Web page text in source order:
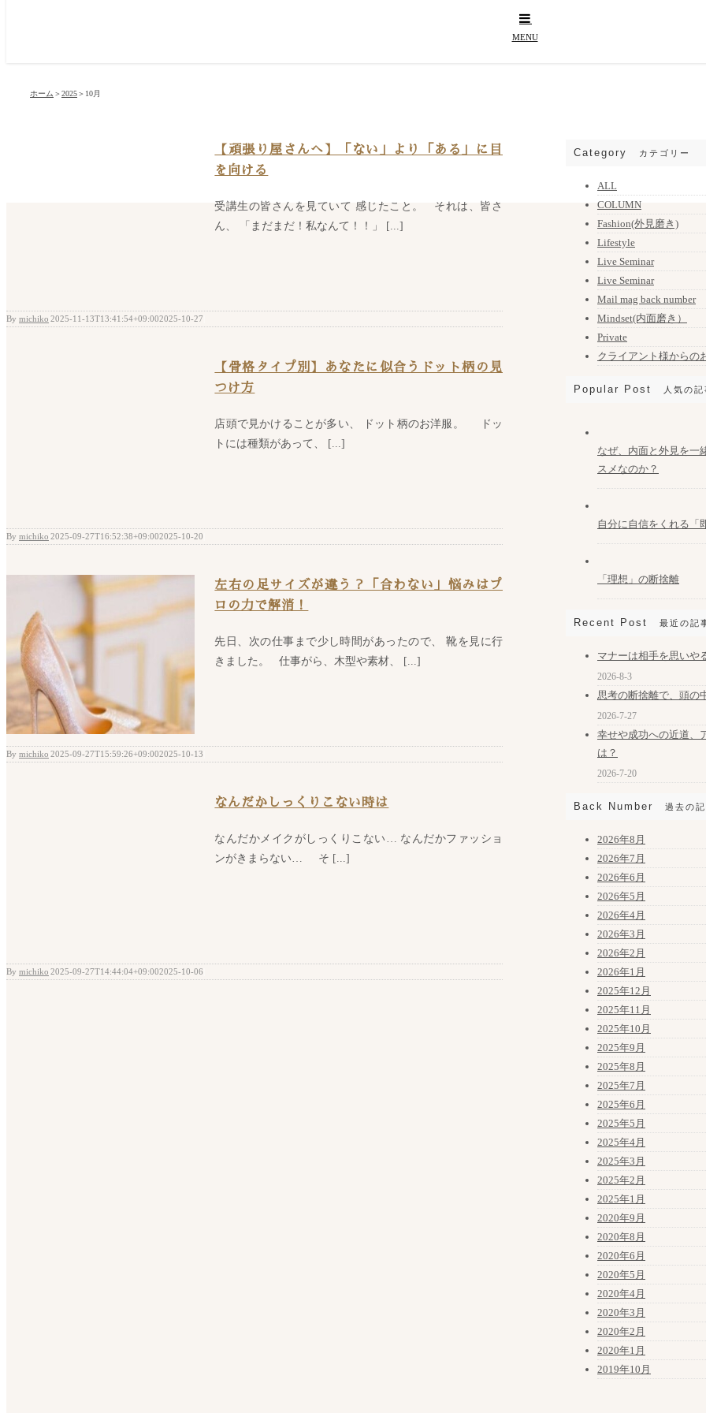
ホーム ＞2025＞ 10月
【頑張り屋さんへ】「ない」より「ある」に目
を向ける
受講生の皆さんを見ていて 感じたこと。 それは、皆さ
ん、 「まだまだ！私なんて！！」 [...]
By michiko 2025-11-13T13:41:54+09:002025-10-27
【骨格タイプ別】あなたに似合うドット柄の見
つけ方
店頭で見かけることが多い、 ドット柄のお洋服。 ドッ
トには種類があって、 [...]
By michiko 2025-09-27T16:52:38+09:002025-10-20
左右の足サイズが違う？「合わない」悩みはプ
ロの力で解消！
先日、次の仕事まで少し時間があったので、 靴を見に行
きました。 仕事がら、木型や素材、 [...]
By michiko 2025-09-27T15:59:26+09:002025-10-13
なんだかしっくりこない時は
なんだかメイクがしっくりこない… なんだかファッショ
ンがきまらない… そ [...]
By michiko 2025-09-27T14:44:04+09:002025-10-06
Category カテゴリー
ALL
COLUMN
Fashion(外見磨き)
Lifestyle
Live Seminar
Live Seminar
Mail mag back number
Mindset(内面磨き）
Private
クライアント様からの
Popular Post 人気の記
なぜ、内面と外見を一
スメなのか？
自分に自信をくれる「
「理想」の断捨離
Recent Post 最近の記
マナーは相手を思いや
2026-8-3
思考の断捨離で、頭の
2026-7-27
幸せや成功への近道、
は？
2026-7-20
Back Number 過去の
2026年8月
2026年7月
2026年6月
2026年5月
2026年4月
2026年3月
2026年2月
2026年1月
2025年12月
2025年11月
2025年10月
2025年9月
2025年8月
2025年7月
2025年6月
2025年5月
2025年4月
2025年3月
2025年2月
2025年1月
2020年9月
2020年8月
2020年6月
2020年5月
2020年4月
2020年3月
2020年2月
2020年1月
2019年10月